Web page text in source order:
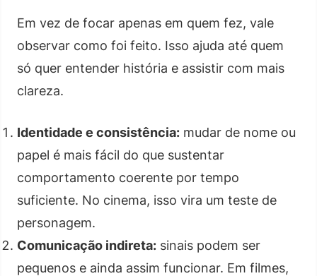
Em vez de focar apenas em quem fez, vale
observar como foi feito. Isso ajuda até quem
só quer entender história e assistir com mais
clareza.
Identidade e consistência: mudar de nome ou
papel é mais fácil do que sustentar
comportamento coerente por tempo
suficiente. No cinema, isso vira um teste de
personagem.
Comunicação indireta: sinais podem ser
pequenos e ainda assim funcionar. Em filmes,